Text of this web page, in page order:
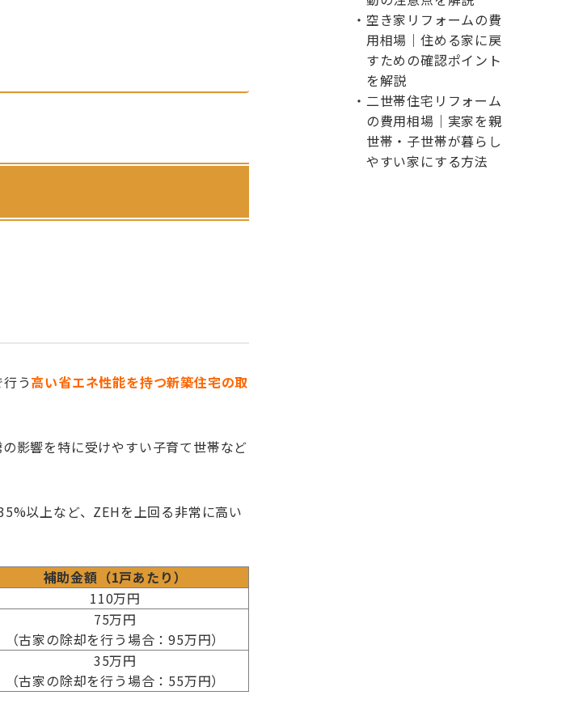
う高い省エネ性能を持つ新築住宅の取
影響を特に受けやすい子育て世帯など
以上など、ZEHを上回る非常に高い
補助金額（1戸あたり）
110万円
75万円
（古家の除却を行う場合：95万円）
35万円
（古家の除却を行う場合：55万円）
空き家リフォームの費
用相場｜住める家に戻
すための確認ポイント
を解説
二世帯住宅リフォーム
の費用相場｜実家を親
世帯・子世帯が暮らし
やすい家にする方法